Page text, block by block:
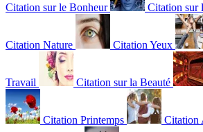
Citation sur le Bonheur Citation sur
Citation Nature Citation Yeux
Travail Citation sur la Beauté
Citation Printemps Citation